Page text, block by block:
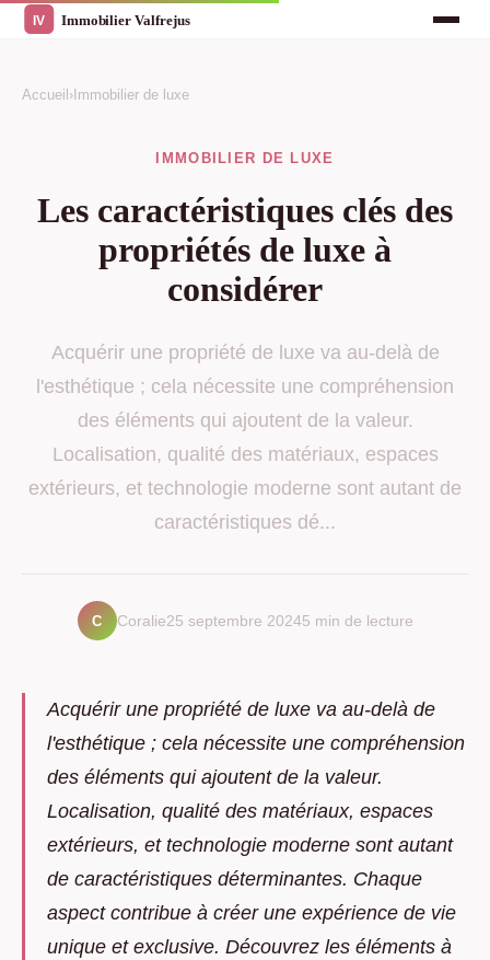
Accueil › Immobilier de luxe
IMMOBILIER DE LUXE
Les caractéristiques clés des
propriétés de luxe à
considérer
Acquérir une propriété de luxe va au-delà de
l'esthétique ; cela nécessite une compréhension
des éléments qui ajoutent de la valeur.
Localisation, qualité des matériaux, espaces
extérieurs, et technologie moderne sont autant de
caractéristiques dé...
C Coralie25 septembre 20245 min de lecture
Acquérir une propriété de luxe va au-delà de
l'esthétique ; cela nécessite une compréhension
des éléments qui ajoutent de la valeur.
Localisation, qualité des matériaux, espaces
extérieurs, et technologie moderne sont autant
de caractéristiques déterminantes. Chaque
aspect contribue à créer une expérience de vie
unique et exclusive. Découvrez les éléments à